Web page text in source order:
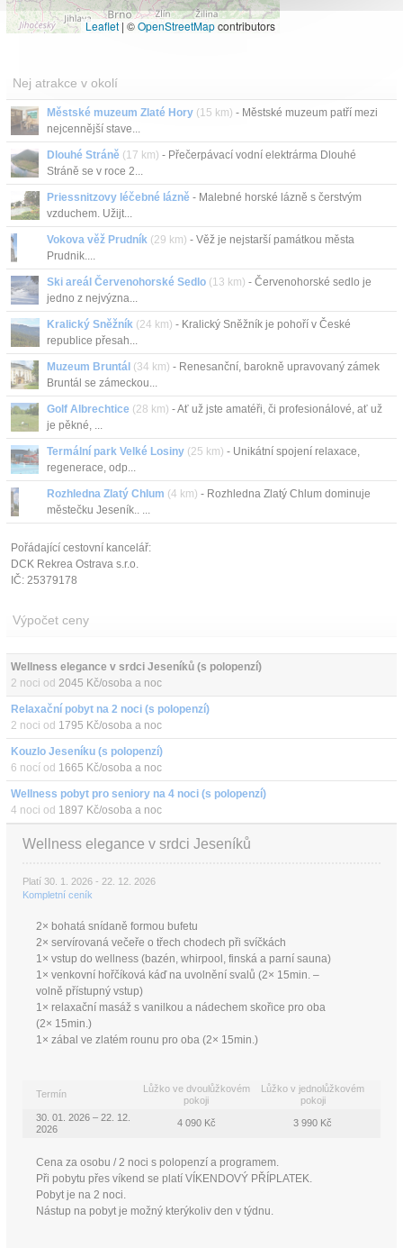
Leaflet | ©OpenStreetMapcontributors
Nej atrakce v okolí
Městské muzeum Zlaté Hory (15 km) - Městské muzeum patří mezi
nejcennější stave...
Dlouhé Stráně (17 km) - Přečerpávací vodní elektrárma Dlouhé
Stráně se v roce 2...
Priessnitzovy léčebné lázně - Malebné horské lázně s čerstvým
vzduchem. Užijt...
Vokova věž Prudník (29 km) - Věž je nejstarší památkou města
Prudnik....
Ski areál Červenohorské Sedlo (13 km) - Červenohorské sedlo je
jedno z nejvýzna...
Kralický Sněžník (24 km) - Kralický Sněžník je pohoří v České
republice přesah...
Muzeum Bruntál (34 km) - Renesanční, barokně upravovaný zámek
Bruntál se zámeckou...
Golf Albrechtice (28 km) - Ať už jste amatéři, či profesionálové, ať už
je pěkné, ...
Termální park Velké Losiny (25 km) - Unikátní spojení relaxace,
regenerace, odp...
Rozhledna Zlatý Chlum (4 km) - Rozhledna Zlatý Chlum dominuje
městečku Jeseník.. ...
Pořádající cestovní kancelář:
DCK Rekrea Ostrava s.r.o.
IČ: 25379178
Výpočet ceny
Wellness elegance v srdci Jeseníků (s polopenzí)
2 noci od 2045 Kč/osoba a noc
Relaxační pobyt na 2 noci (s polopenzí)
2 noci od 1795 Kč/osoba a noc
Kouzlo Jeseníku (s polopenzí)
6 nocí od 1665 Kč/osoba a noc
Wellness pobyt pro seniory na 4 noci (s polopenzí)
4 noci od 1897 Kč/osoba a noc
Wellness elegance v srdci Jeseníků
Platí 30. 1. 2026 - 22. 12. 2026
Kompletní ceník
2× bohatá snídaně formou bufetu
2× servírovaná večeře o třech chodech při svíčkách
1× vstup do wellness (bazén, whirpool, finská a parní sauna)
1× venkovní hořčíková káď na uvolnění svalů (2× 15min. –
volně přístupný vstup)
1× relaxační masáž s vanilkou a nádechem skořice pro oba
(2× 15min.)
1× zábal ve zlatém rounu pro oba (2× 15min.)
Termín
Lůžko ve dvoulůžkovém
pokoji
Lůžko v jednolůžkovém
pokoji
30. 01. 2026 – 22. 12.
2026
4 090 Kč 3 990 Kč
Cena za osobu / 2 noci s polopenzí a programem.
Při pobytu přes víkend se platí VÍKENDOVÝ PŘÍPLATEK.
Pobyt je na 2 noci.
Nástup na pobyt je možný kterýkoliv den v týdnu.